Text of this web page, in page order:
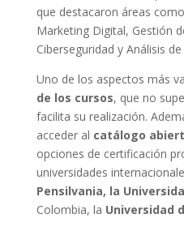
que destacaron áreas
Marketing Digital, Gestión
Ciberseguridad y Análisis
Uno de los aspectos más
de los cursos, que no
facilita su realización.
acceder al catálogo
opciones de certificación
universidades
Pensilvania, la
Colombia, la Universidad